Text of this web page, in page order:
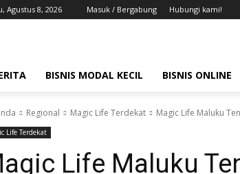
Agustus 8, 2026 Masuk / Bergabung Hubungi kami!
BISNIS MODAL KECIL BISNIS ONLINE
Regional Magic Life Terdekat Magic Life Maluku
Life Terdekat
Life Maluku